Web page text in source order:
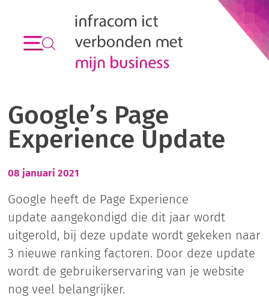
Google’s Page
Experience Update
08 januari 2021
Google heeft de Page Experience
update aangekondigd die dit jaar wordt
uitgerold, bij deze update wordt gekeken naar
3 nieuwe ranking factoren. Door deze update
wordt de gebruikerservaring van je website
nog veel belangrijker.